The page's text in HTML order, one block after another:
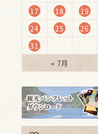
17
18 19
24
25 26
31
« 7月